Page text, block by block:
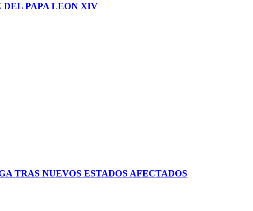
PAPA LEON XIV
TRAS NUEVOS ESTADOS AFECTADOS